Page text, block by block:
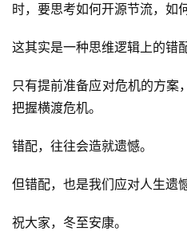
用
接
时，要思考如何开源节流，如
这其实是一种思维逻辑上的错配
只有提前准备应对危机的方案
把握横渡危机。
错配，往往会造就遗憾。
但错配，也是我们应对人生遗
祝大家，冬至安康。